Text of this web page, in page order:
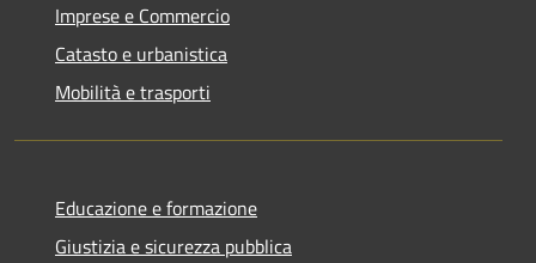
Imprese e Commercio
Catasto e urbanistica
Mobilità e trasporti
Educazione e formazione
Giustizia e sicurezza pubblica